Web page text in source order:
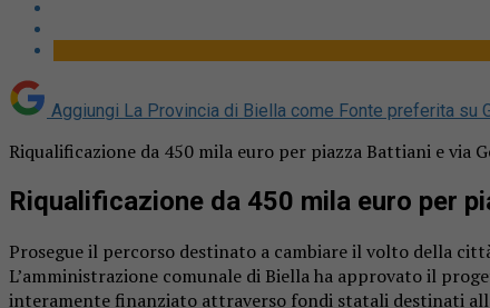
Aggiungi La Provincia di Biella come Fonte preferita su
Riqualificazione da 450 mila euro per piazza Battiani e via
Riqualificazione da 450 mila euro per
Prosegue il percorso destinato a cambiare il volto della
L’amministrazione comunale di Biella ha approvato il
interamente finanziato attraverso fondi statali destinati